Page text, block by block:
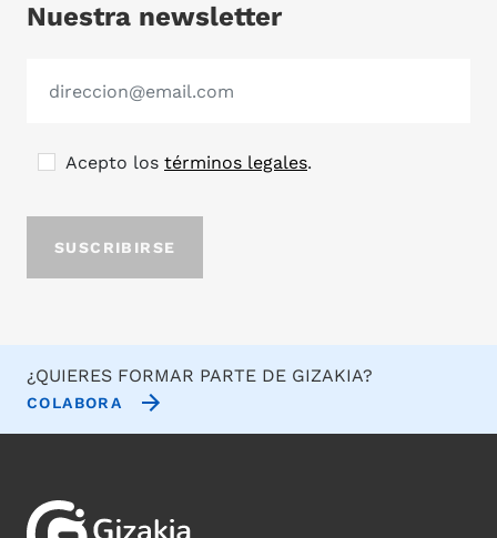
Nuestra newsletter
Acepto los términos legales.
¿QUIERES FORMAR PARTE DE GIZAKIA?
COLABORA